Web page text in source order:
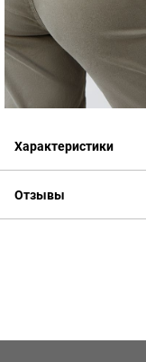
Характеристики
Отзывы